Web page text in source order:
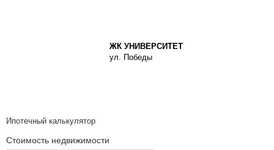
ЖК УНИВЕРСИТЕТ
ул. Победы
Ипотечный калькулятор
Стоимость недвижимости